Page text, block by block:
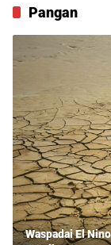
Pangan
Waspadai El